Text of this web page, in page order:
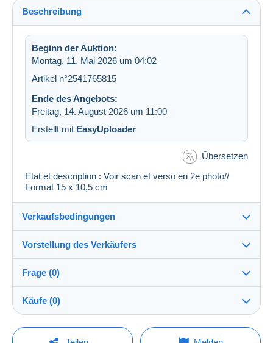
Beschreibung
Beginn der Auktion:
Montag, 11. Mai 2026 um 04:02
Artikel n°2541765815
Ende des Angebots:
Freitag, 14. August 2026 um 11:00
Erstellt mit EasyUploader
Übersetzen
Etat et description : Voir scan et verso en 2e photo//
Format 15 x 10,5 cm
Verkaufsbedingungen
Verkaufsbedingungen im Detail
Versand nach Zahlung innerhalb von 14 Tagen
Rücksendekosten gehen zu Lasten
Vorstellung des Verkäufers
regislmx100%(63009x)
PRO
Shop
Frage (0)
Um eine Frage stellen zu können, müssen Sie
Käufe (0)
Letzte Aktualisierung: 11:30:54